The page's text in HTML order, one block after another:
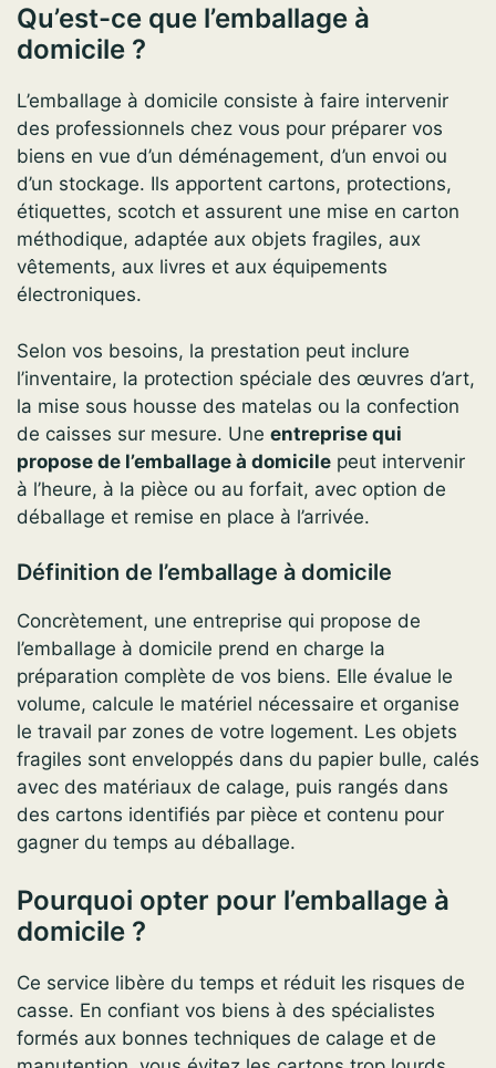
Qu’est-ce que l’emballage à
domicile ?
L’emballage à domicile consiste à faire intervenir
des professionnels chez vous pour préparer vos
biens en vue d’un déménagement, d’un envoi ou
d’un stockage. Ils apportent cartons, protections,
étiquettes, scotch et assurent une mise en carton
méthodique, adaptée aux objets fragiles, aux
vêtements, aux livres et aux équipements
électroniques.
Selon vos besoins, la prestation peut inclure
l’inventaire, la protection spéciale des œuvres d’art,
la mise sous housse des matelas ou la confection
de caisses sur mesure. Une entreprise qui
propose de l’emballage à domicile peut intervenir
à l’heure, à la pièce ou au forfait, avec option de
déballage et remise en place à l’arrivée.
Définition de l’emballage à domicile
Concrètement, une entreprise qui propose de
l’emballage à domicile prend en charge la
préparation complète de vos biens. Elle évalue le
volume, calcule le matériel nécessaire et organise
le travail par zones de votre logement. Les objets
fragiles sont enveloppés dans du papier bulle, calés
avec des matériaux de calage, puis rangés dans
des cartons identifiés par pièce et contenu pour
gagner du temps au déballage.
Pourquoi opter pour l’emballage à
domicile ?
Ce service libère du temps et réduit les risques de
casse. En confiant vos biens à des spécialistes
formés aux bonnes techniques de calage et de